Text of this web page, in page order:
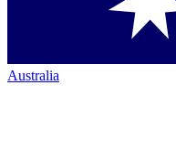
Australia